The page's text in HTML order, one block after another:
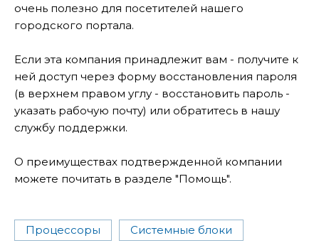
очень полезно для посетителей нашего
городского портала.
Если эта компания принадлежит вам - получите к
ней доступ через форму восстановления пароля
(в верхнем правом углу - восстановить пароль -
указать рабочую почту) или обратитесь в нашу
службу поддержки.
О преимуществах подтвержденной компании
можете почитать в разделе "Помощь".
Процессоры Системные блоки